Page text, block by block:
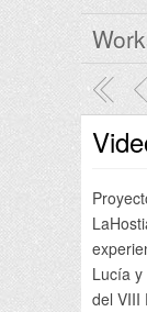
Lucía
del VIII